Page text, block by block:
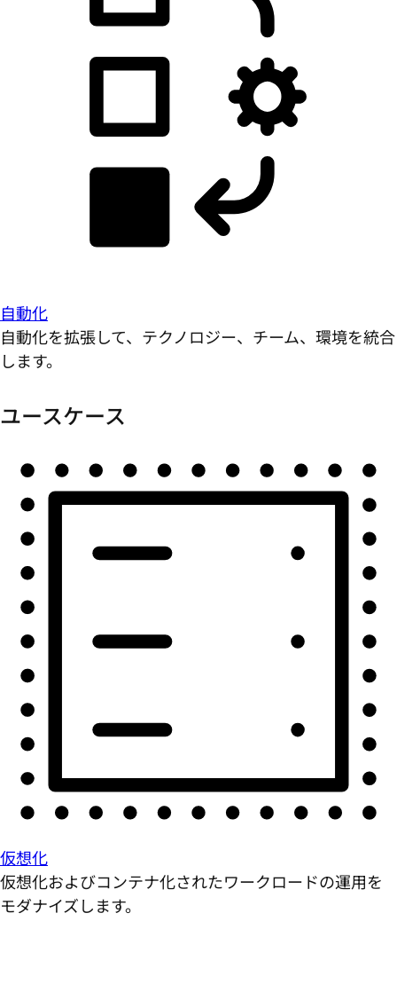
自動化
自動化を拡張して、テクノロジー、チーム、環境を統合
します。
ユースケース
仮想化
仮想化およびコンテナ化されたワークロードの運用を
モダナイズします。